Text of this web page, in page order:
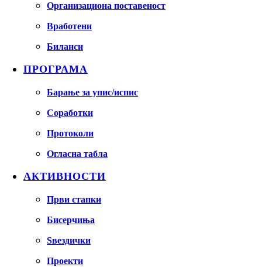
Организациона поставеност
Вработени
Биланси
ПРОГРАМА
Барање за упис/испис
Соработки
Протоколи
Огласна табла
АКТИВНОСТИ
Први стапки
Бисерчиња
Ѕвездички
Проекти